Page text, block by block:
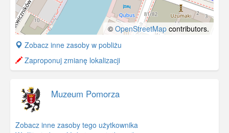
© OpenStreetMap contributors.
+
−
Zobacz inne zasoby w pobliżu
Zaproponuj zmianę lokalizacji
Muzeum Pomorza
Zobacz inne zasoby tego użytkownika